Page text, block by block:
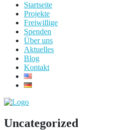
Startseite
Projekte
Freiwillige
Spenden
Über uns
Aktuelles
Blog
Kontakt
Uncategorized